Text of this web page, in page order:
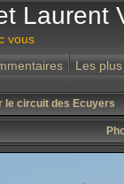
Laurent
vous
Les
le circuit des Ecuyers